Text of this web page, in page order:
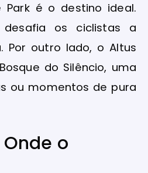
Park é o destino ideal.
desafia os ciclistas a
outro lado, o Altus
do Silêncio, uma
ou momentos de pura
o